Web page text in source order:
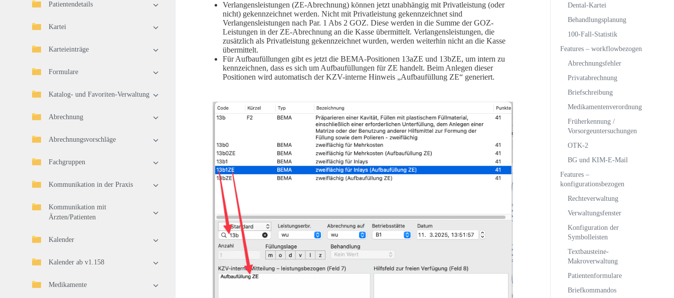
Patientendetails
Kartei
Karteieinträge
Formulare
Katalog- und Favoriten-Verwaltung
Abrechnung
Abrechnungsvorschläge
Fachgruppen
Kommunikation in der Praxis
Kommunikation mit
Ärzten/Patienten
Kalender
Kalender ab v1.158
Medikamente
Verlangensleistungen (ZE-Abrechnung) können jetzt unabhängig mit Privatleistung (oder
nicht) gekennzeichnet werden. Nicht mit Privatleistung gekennzeichnet sind
Verlangensleistungen nach Par. 1 Abs 2 GOZ. Diese werden in die Summe der GOZ-
Leistungen in der ZE-Abrechnung an die Kasse übermittelt. Verlangensleistungen, die
zusätzlich als Privatleistung gekennzeichnet wurden, werden weiterhin nicht an die Kasse
übermittelt.
Für Aufbaufüllungen gibt es jetzt die BEMA-Positionen 13aZE und 13bZE, um intern zu
kennzeichnen, dass es sich um Aufbaufüllungen für ZE handelt. Beim Anlegen dieser
Positionen wird automatisch der KZV-interne Hinweis „Aufbaufüllung ZE“ generiert.
Dental-Kartei
Behandlungsplanung
100-Fall-Statistik
Features – workflowbezogen
Abrechnungsfehler
Privatabrechnung
Briefschreibung
Medikamentenverordnung
Früherkennung /
Vorsorgeuntersuchungen
OTK-2
BG und KIM-E-Mail
Features –
konfigurationsbezogen
Rechteverwaltung
Verwaltungsfenster
Konfiguration der
Symbolleisten
Textbausteine-
Makroverwaltung
Patientenformulare
Briefkommandos